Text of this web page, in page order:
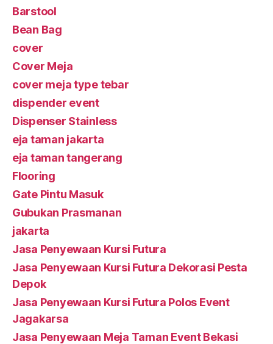
Barstool
Bean Bag
cover
Cover Meja
cover meja type tebar
dispender event
Dispenser Stainless
eja taman jakarta
eja taman tangerang
Flooring
Gate Pintu Masuk
Gubukan Prasmanan
jakarta
Jasa Penyewaan Kursi Futura
Jasa Penyewaan Kursi Futura Dekorasi Pesta
Depok
Jasa Penyewaan Kursi Futura Polos Event
Jagakarsa
Jasa Penyewaan Meja Taman Event Bekasi